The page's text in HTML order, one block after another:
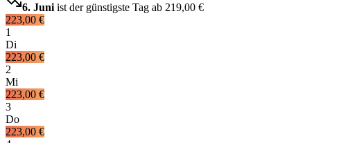
6. Juni ist der günstigste Tag ab 219,00 €
223,00 €
1
Di
223,00 €
2
Mi
223,00 €
3
Do
223,00 €